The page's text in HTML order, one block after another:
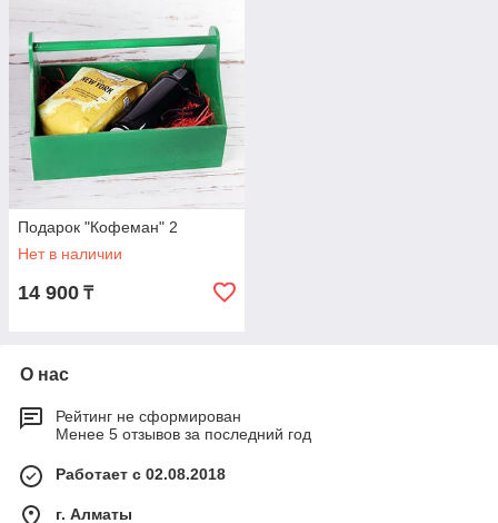
Подарок "Кофеман" 2
Нет в наличии
14 900 ₸
О нас
Рейтинг не сформирован
Менее 5 отзывов за последний год
Работает с 02.08.2018
г. Алматы